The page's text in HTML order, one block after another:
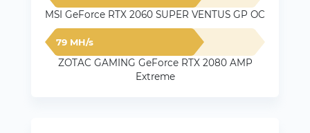
MSI GeForce RTX 2060 SUPER VENTUS GP OC
79 MH/s
ZOTAC GAMING GeForce RTX 2080 AMP
Extreme